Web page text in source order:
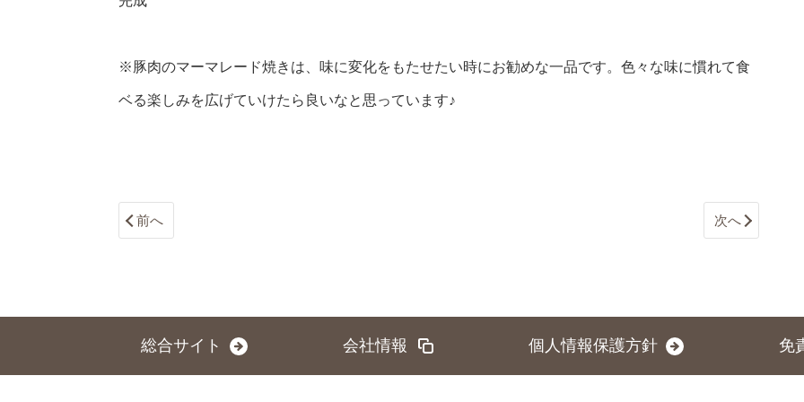
※豚肉のマーマレード焼きは、味に変化をもたせたい時にお勧めな一品です。色々な味に慣れて食
ベる楽しみを広げていけたら良いなと思っています♪
前へ 次へ
総合サイト 会社情報 個人情報保護方針 免